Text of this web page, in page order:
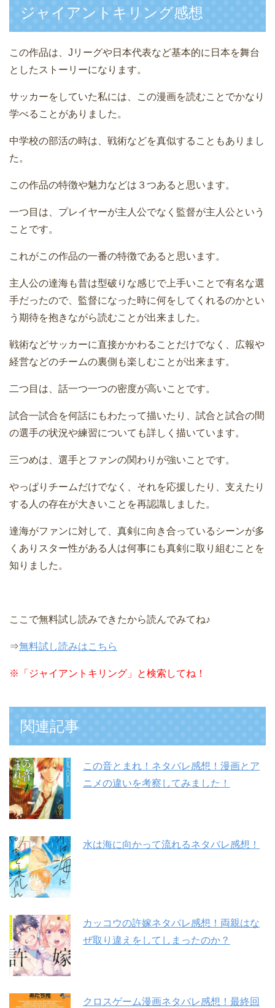
ジャイアントキリング感想
この作品は、Jリーグや日本代表など基本的に日本を舞台
としたストーリーになります。
サッカーをしていた私には、この漫画を読むことでかなり
学べることがありました。
中学校の部活の時は、戦術などを真似することもありまし
た。
この作品の特徴や魅力などは３つあると思います。
一つ目は、プレイヤーが主人公でなく監督が主人公という
ことです。
これがこの作品の一番の特徴であると思います。
主人公の達海も昔は型破りな感じで上手いことで有名な選
手だったので、監督になった時に何をしてくれるのかとい
う期待を抱きながら読むことが出来ました。
戦術などサッカーに直接かかわることだけでなく、広報や
経営などのチームの裏側も楽しむことが出来ます。
二つ目は、話一つ一つの密度が高いことです。
試合一試合を何話にもわたって描いたり、試合と試合の間
の選手の状況や練習についても詳しく描いています。
三つめは、選手とファンの関わりが強いことです。
やっぱりチームだけでなく、それを応援したり、支えたり
する人の存在が大きいことを再認識しました。
達海がファンに対して、真剣に向き合っているシーンが多
くありスター性がある人は何事にも真剣に取り組むことを
知りました。
ここで無料試し読みできたから読んでみてね♪
⇒無料試し読みはこちら
※「ジャイアントキリング」と検索してね！
関連記事
この音とまれ！ネタバレ感想！漫画とア
ニメの違いを考察してみました！
水は海に向かって流れるネタバレ感想！
カッコウの許嫁ネタバレ感想！両親はな
ぜ取り違えをしてしまったのか？
クロスゲーム漫画ネタバレ感想！最終回